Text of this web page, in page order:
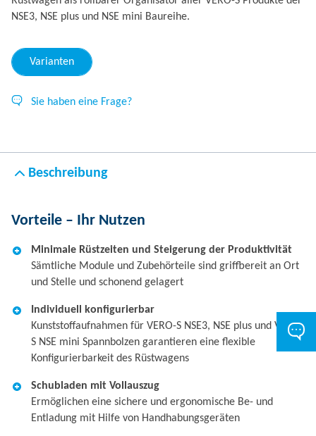
NSE3, NSE plus und NSE mini Baureihe.
Varianten
Sie haben eine Frage?
Beschreibung
Vorteile – Ihr Nutzen
Minimale Rüstzeiten und Steigerung der Produktivität
Sämtliche Module und Zubehörteile sind griffbereit an Ort
und Stelle und schonend gelagert
Individuell konfigurierbar
Kunststoffaufnahmen für VERO-S NSE3, NSE plus und VERO-
S NSE mini Spannbolzen garantieren eine flexible
Konfigurierbarkeit des Rüstwagens
Schubladen mit Vollauszug
Ermöglichen eine sichere und ergonomische Be- und
Entladung mit Hilfe von Handhabungsgeräten